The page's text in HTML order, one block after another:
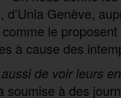
d’Unia Genève,
le
à cause des
de voir leurs
soumise à des